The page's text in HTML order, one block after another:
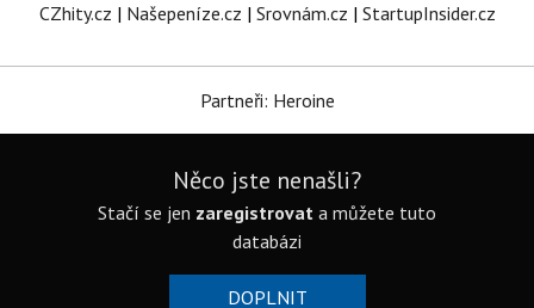
CZhity.cz | Našepeníze.cz | Srovnám.cz | StartupInsider.cz
Partneři: Heroine
Něco jste nenašli?
Stačí se jen zaregistrovat a můžete tuto
databázi
DOPLNIT